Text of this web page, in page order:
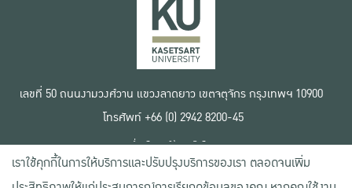
เลขที่ 50 ถนนงามวงศ์วาน แขวงลาดยาว เขตจตุจักร กรุงเทพฯ 10900
โทรศัพท์ +66 (0) 2942 8200-45
เงื่อนไขการใช้งานเว็บไซต์
ข้อตกลงด้านสิทธิ์ใช้งาน
นโยบายความเป็นส่วนตัว
เราใช้คุกกี้ในการให้บริการและปรับปรุงบริการของเรา ตลอดจนเพิ่ม